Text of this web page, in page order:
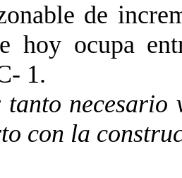
de
hoy ocupa
1.
tanto
con la